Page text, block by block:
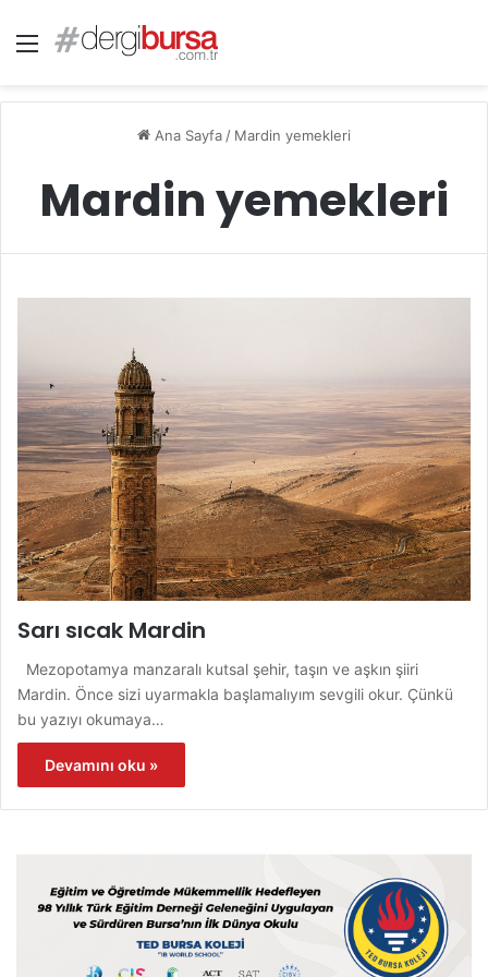
Menü
Ana Sayfa / Mardin yemekleri
Mardin yemekleri
Sarı sıcak Mardin
Mezopotamya manzaralı kutsal şehir, taşın ve aşkın şiiri
Mardin. Önce sizi uyarmakla başlamalıyım sevgili okur. Çünkü
bu yazıyı okumaya…
Devamını oku »